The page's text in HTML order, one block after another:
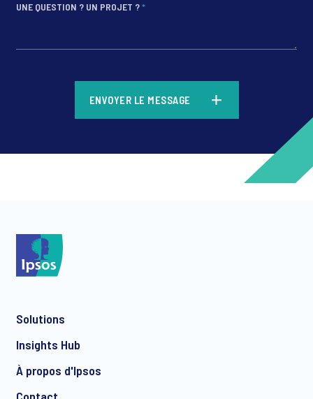
UNE QUESTION ? UN PROJET ?*
ENVOYER LE MESSAGE
Solutions
Insights Hub
À propos d'Ipsos